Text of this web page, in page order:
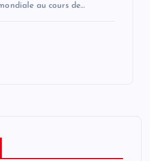
au cours de…